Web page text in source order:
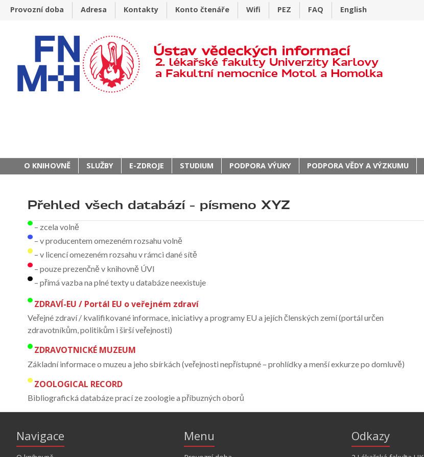
Provozní doba Adresa Kontakty Konto čtenáře Wifi PEZ FAQ English
O KNIHOVNĚ SLUŽBY E-ZDROJE STUDIUM PODPORA VÝUKY PODPORA VĚDY A VÝZKUMU
Přehled všech databází – písmeno XYZ
– zcela volně
– v producentem omezeném rozsahu volně
– v licencí omezeném rozsahu v rámci dané sítě
– pouze prezenčně v knihovně ÚVI
– přímá vazba na plné texty u databáze neexistuje
ZDRAVÍ-EU / Portál EU o veřejném zdraví
Veřejné zdraví / kvalifikované informace, iniciativy a programy EU a jejích členských zemí (portál určen
zdravotníkům, politikům i širší veřejnosti)
ZDRAVOTNICKÉ MUZEUM
Základní informace o muzeu a jeho sbírkách (veřejnosti nepřístupné – prohlídky a menší exkurze po domluvě)
ZOOLOGICAL RECORD
Bibliografická databáze prací ze zoologie a příbuzných oborů
Navigace Menu Odkazy